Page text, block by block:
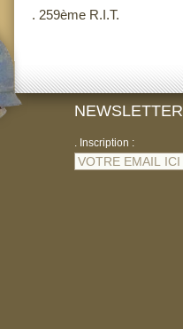
. 259ème R.I.T.
NEWSLETTER
. Inscription :